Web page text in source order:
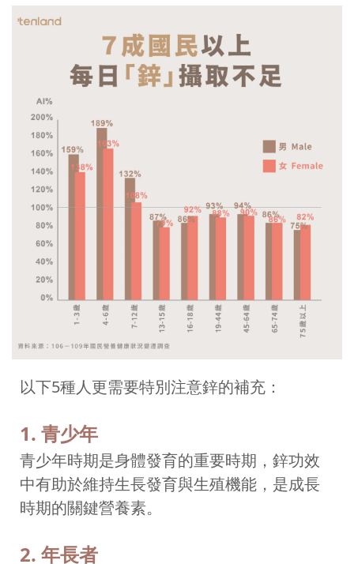
以下5種人更需要特別注意鋅的補充：
1. 青少年
青少年時期是身體發育的重要時期，鋅功效
中有助於維持生長發育與生殖機能，是成長
時期的關鍵營養素。
2. 年長者